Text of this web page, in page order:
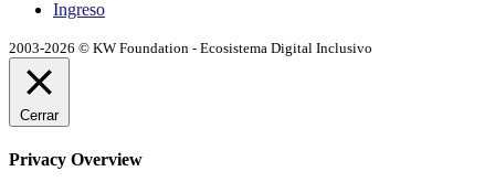
Ingreso
2003-2026 © KW Foundation - Ecosistema Digital Inclusivo
Cerrar
Privacy Overview